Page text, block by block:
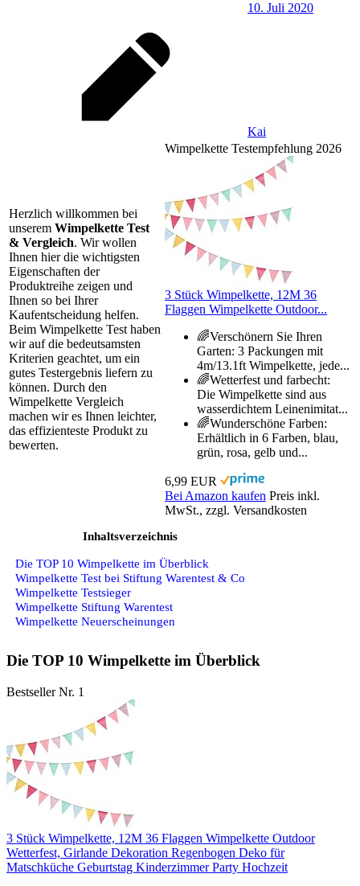
10. Juli 2020
Kai
Herzlich willkommen bei
unserem Wimpelkette Test
& Vergleich. Wir wollen
Ihnen hier die wichtigsten
Eigenschaften der
Produktreihe zeigen und
Ihnen so bei Ihrer
Kaufentscheidung helfen.
Beim Wimpelkette Test haben
wir auf die bedeutsamsten
Kriterien geachtet, um ein
gutes Testergebnis liefern zu
können. Durch den
Wimpelkette Vergleich
machen wir es Ihnen leichter,
das effizienteste Produkt zu
bewerten.
Wimpelkette Testempfehlung 2026
3 Stück Wimpelkette, 12M 36
Flaggen Wimpelkette Outdoor...
🌈Verschönern Sie Ihren
Garten: 3 Packungen mit
4m/13.1ft Wimpelkette, jede...
🌈Wetterfest und farbecht:
Die Wimpelkette sind aus
wasserdichtem Leinenimitat...
🌈Wunderschöne Farben:
Erhältlich in 6 Farben, blau,
grün, rosa, gelb und...
6,99 EUR
Bei Amazon kaufen Preis inkl.
MwSt., zzgl. Versandkosten
Inhaltsverzeichnis
Die TOP 10 Wimpelkette im Überblick
Wimpelkette Test bei Stiftung Warentest & Co
Wimpelkette Testsieger
Wimpelkette Stiftung Warentest
Wimpelkette Neuerscheinungen
Die TOP 10 Wimpelkette im Überblick
Bestseller Nr. 1
3 Stück Wimpelkette, 12M 36 Flaggen Wimpelkette Outdoor
Wetterfest, Girlande Dekoration Regenbogen Deko für
Matschküche Geburtstag Kinderzimmer Party Hochzeit